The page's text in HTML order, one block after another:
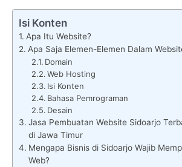
Isi Konten
Apa Itu Website?
Apa Saja Elemen-Elemen Dalam
Domain
Web Hosting
Isi Konten
Bahasa Pemrograman
Desain
Jasa Pembuatan Website Sidoarjo
di Jawa Timur
Mengapa Bisnis di Sidoarjo Wajib
Web?